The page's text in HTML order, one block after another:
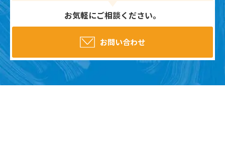
お気軽にご相談ください。
お問い合わせ